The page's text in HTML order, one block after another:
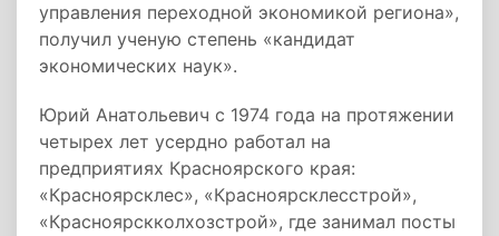
управления переходной экономикой региона»,
получил ученую степень «кандидат
экономических наук».
Юрий Анатольевич с 1974 года на протяжении
четырех лет усердно работал на
предприятиях Красноярского края:
«Красноярсклес», «Красноярсклесстрой»,
«Красноярскколхозстрой», где занимал посты